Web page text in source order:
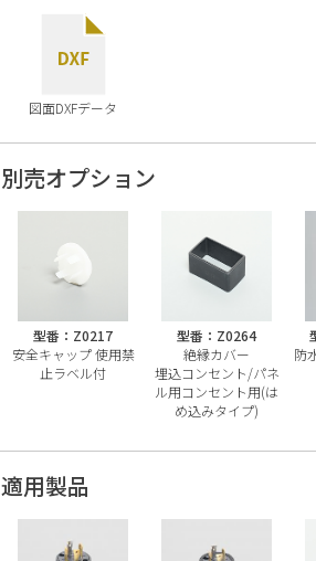
図面DXFデータ
別売オプション
型番：Z0217
安全キャップ 使用禁
止ラベル付
型番：Z0264
絶縁カバー
埋込コンセント/パネ
ル用コンセント用(は
め込みタイプ)
防
適用製品